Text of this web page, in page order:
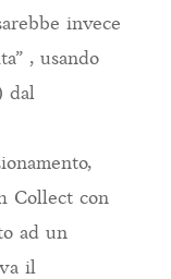
invece
, usando
dal
Collect con
ad un
il